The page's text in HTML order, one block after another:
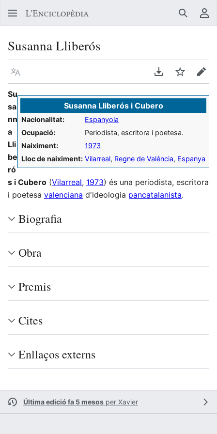
Buscar
Susanna Lliberós
Llegir en un atre idioma Descarregar en
Vigilar
Susanna Lliberós i Cubero
Nacionalitat:
Espanyola
Ocupació:
Periodista, escritora i poetesa.
Naiximent:
1973
Lloc de naiximent: Vilarreal, Regne de Valéncia, Espanya
Su
sa
nn
a
Lli
be
ró
s i Cubero (Vilarreal, 1973) és una periodista, escritora
i poetesa valenciana d'ideologia pancatalanista.
Biografia
Obra
Premis
Cites
Enllaços externs
Última edició fa 5 mesos per Xavier